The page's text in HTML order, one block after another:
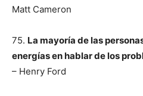
Matt Cameron
75. La mayoría de las
energías en hablar de los
– Henry Ford